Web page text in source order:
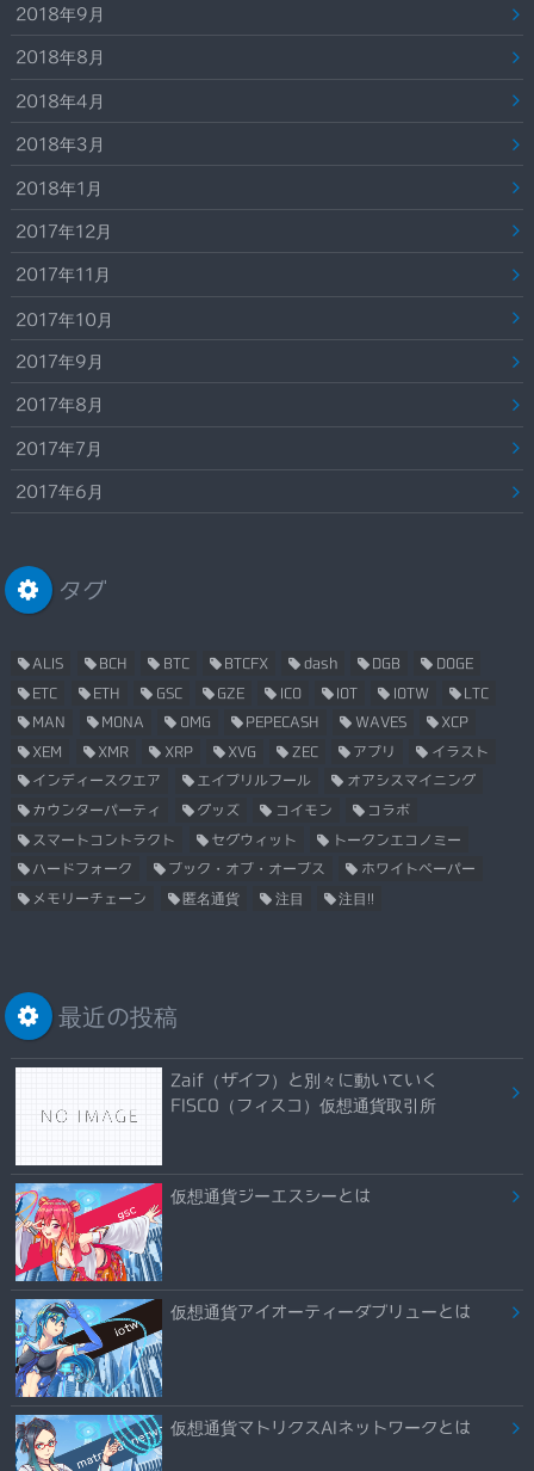
2018年9月
2018年8月
2018年4月
2018年3月
2018年1月
2017年12月
2017年11月
2017年10月
2017年9月
2017年8月
2017年7月
2017年6月
タグ
ALIS BCH BTC BTCFX dash DGB DOGE
ETC ETH GSC GZE ICO IOT IOTW LTC
MAN MONA OMG PEPECASH WAVES XCP
XEM XMR XRP XVG ZEC アプリ イラスト
インディースクエア エイプリルフール オアシスマイニング
カウンターパーティ グッズ コイモン コラボ
スマートコントラクト セグウィット トークンエコノミー
ハードフォーク ブック・オブ・オーブス ホワイトペーパー
メモリーチェーン 匿名通貨 注目 注目!!
最近の投稿
Zaif（ザイフ）と別々に動いていく
FISCO（フィスコ）仮想通貨取引所
仮想通貨ジーエスシーとは
仮想通貨アイオーティーダブリューとは
仮想通貨マトリクスAIネットワークとは